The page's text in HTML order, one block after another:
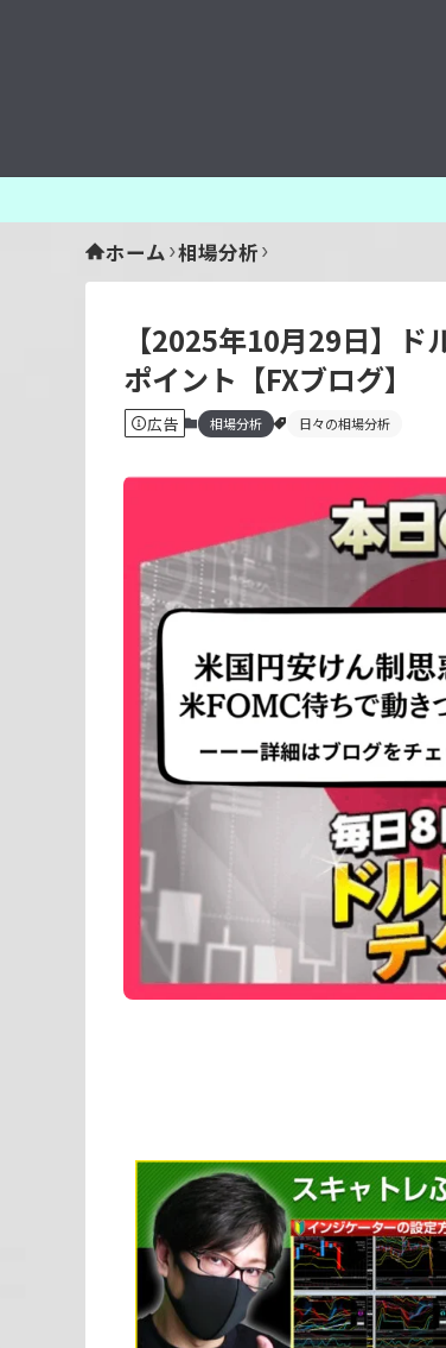
ホーム 相場分析
【2025年10月29日】
ポイント【FXブログ】
広告 相場分析 日々の相場分析